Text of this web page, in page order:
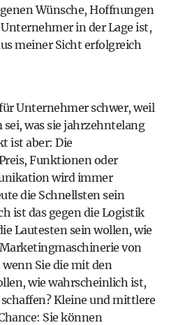
Wünsche, Hoffnungen
in der Lage ist,
meiner Sicht erfolgreich
Unternehmer schwer, weil
sei, was sie jahrzehntelang
ist aber: Die
Funktionen oder
wird immer
die Schnellsten sein
ist das gegen die Logistik
Lautesten sein wollen, wie
von
wenn Sie die mit den
wie wahrscheinlich ist,
schaffen? Kleine und mittlere
Sie können